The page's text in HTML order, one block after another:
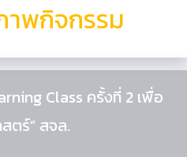
าพกิจกรรม
Class ครั้งที่ 2 เพื่อ
ตร์” สจล.